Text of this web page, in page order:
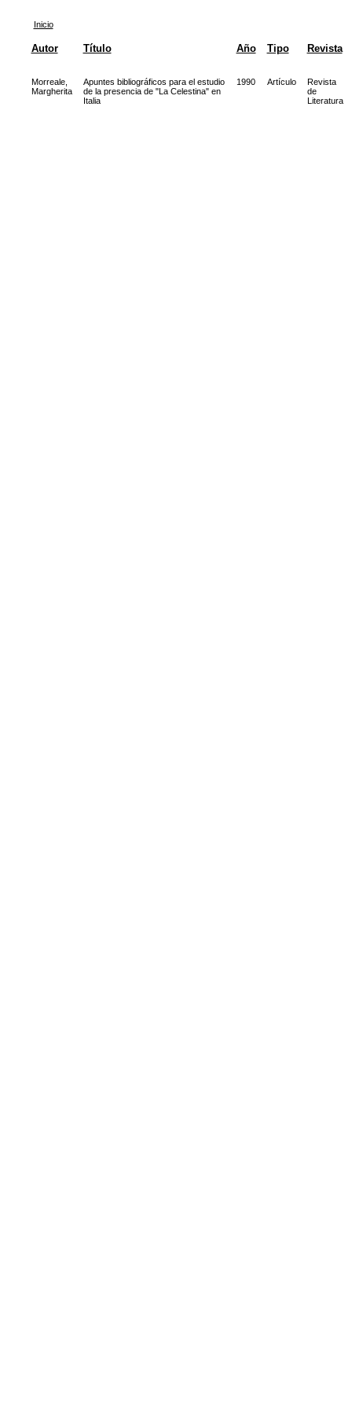
Inicio
Autor Título Año Tipo Revista
Morreale,
Margherita
Apuntes bibliográficos para el estudio
de la presencia de "La Celestina" en
Italia
1990 Artículo
Revista
de
Literatura